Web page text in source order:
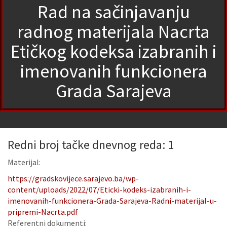
Rad na sačinjavanju
radnog materijala Nacrta
Etičkog kodeksa izabranih i
imenovanih funkcionera
Grada Sarajeva
Redni broj tačke dnevnog reda: 1
Materijal:
https://gradskovijece.sarajevo.ba/wp-
content/uploads/2022/07/Eticki-kodeks-izabranih-i-
imenovanih-funkcionera-Grada-Sarajeva-Radni-materijal-u-
pripremi-Nacrta.pdf
Referentni dokumenti: